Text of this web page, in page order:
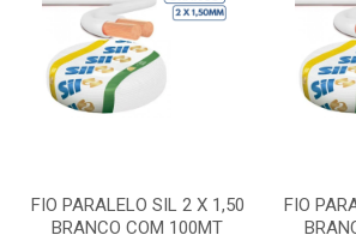
FIO PARALELO SIL 2 X 1,50
BRANCO COM 100MT
FIO